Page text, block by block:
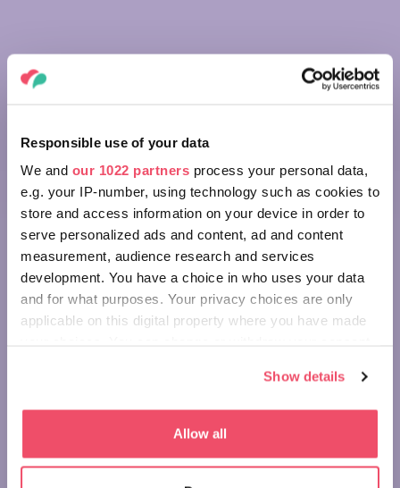
Responsible use of your data
We and our 1022 partners process your personal data,
e.g. your IP-number, using technology such as cookies to
store and access information on your device in order to
serve personalized ads and content, ad and content
measurement, audience research and services
development. You have a choice in who uses your data
and for what purposes. Your privacy choices are only
applicable on this digital property where you have made
If you allow, we would also like to:
which can be accurate to within several meters
Show details
Allow all
WONDERS OF HUNGARY: PANNONHALMA